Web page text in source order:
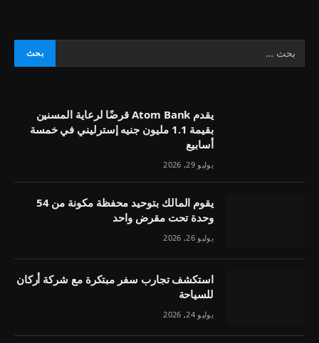
يقدم Atom Bank قرضًا لرعاية المسنين
بقيمة 1.1 مليون جنيه إسترليني في خمسة
أسابيع
يوليو 29, 2026
يقوم المالك بتوحيد محفظة مكونة من 54
وحدة تحت مقرض واحد
يوليو 26, 2026
استكشف تجارب سفر مبتكرة مع شركة أركان
للسياحة
يوليو 24, 2026